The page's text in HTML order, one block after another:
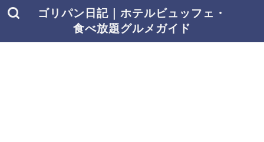
ゴリパン日記｜ホテルビュッフェ・
食べ放題グルメガイド